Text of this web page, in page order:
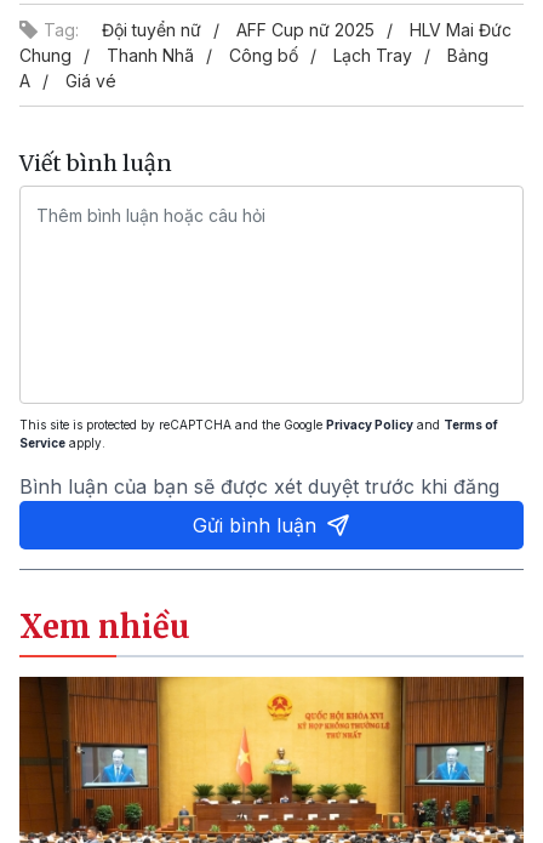
Tag: Đội tuyển nữ AFF Cup nữ 2025
HLV Mai Đức
Chung
Thanh Nhã Công bố Lạch Tray
Bảng
A
Giá vé
Viết bình luận
This site is protected by reCAPTCHA and the Google Privacy Policy and Terms of
Service apply.
Bình luận của bạn sẽ được xét duyệt trước khi đăng
Gửi bình luận
Xem nhiều